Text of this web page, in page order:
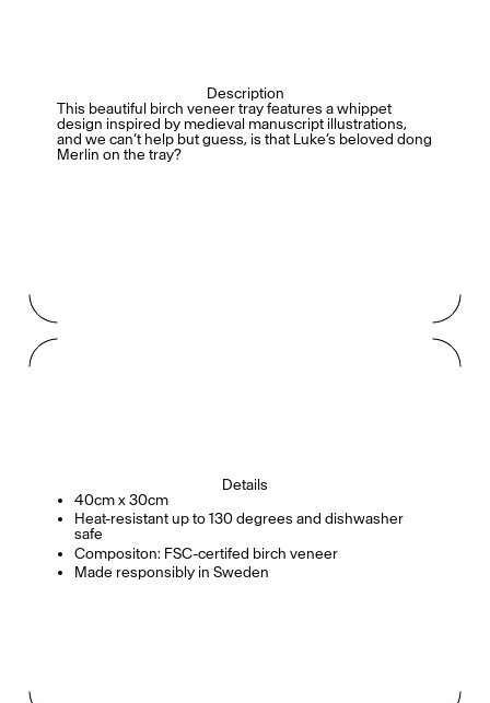
Description
This beautiful birch veneer tray features a whippet
design inspired by medieval manuscript illustrations,
and we can’t help but guess, is that Luke’s beloved dong
Merlin on the tray?
Details
40cm x 30cm
Heat-resistant up to 130 degrees and dishwasher
safe
Compositon: FSC-certifed birch veneer
Made responsibly in Sweden